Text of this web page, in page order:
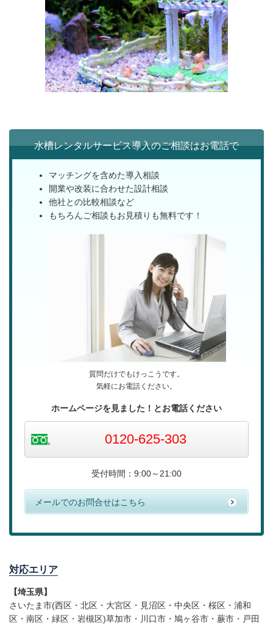
水槽レンタルサービス導入のご相談はお電話で
マッチングを含めた導入相談
開業や改装に合わせた設計相談
他社との比較相談など
もちろんご相談もお見積りも無料です！
質問だけでもけっこうです。
気軽にお電話ください。
ホームページを見ました！ とお電話ください
0120-625-303
受付時間：9:00～21:00
メールでのお問合せはこちら
対応エリア
【埼玉県】
さいたま市(西区・北区・大宮区・見沼区・中央区・桜区・浦和
区・南区・緑区・岩槻区)草加市・川口市・鳩ヶ谷市・蕨市・戸田